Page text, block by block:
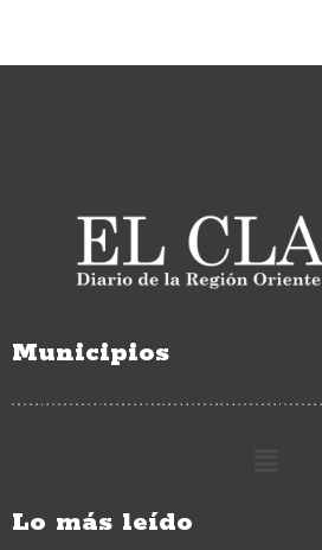
Municipios
Lo más leído